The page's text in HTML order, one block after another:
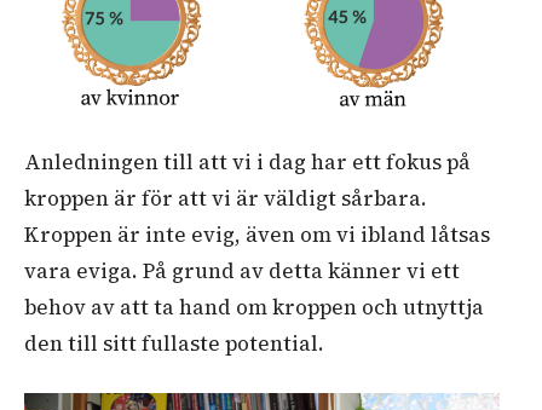
Anledningen till att vi i dag har ett fokus på
kroppen är för att vi är väldigt sårbara.
Kroppen är inte evig, även om vi ibland låtsas
vara eviga. På grund av detta känner vi ett
behov av att ta hand om kroppen och utnyttja
den till sitt fullaste potential.